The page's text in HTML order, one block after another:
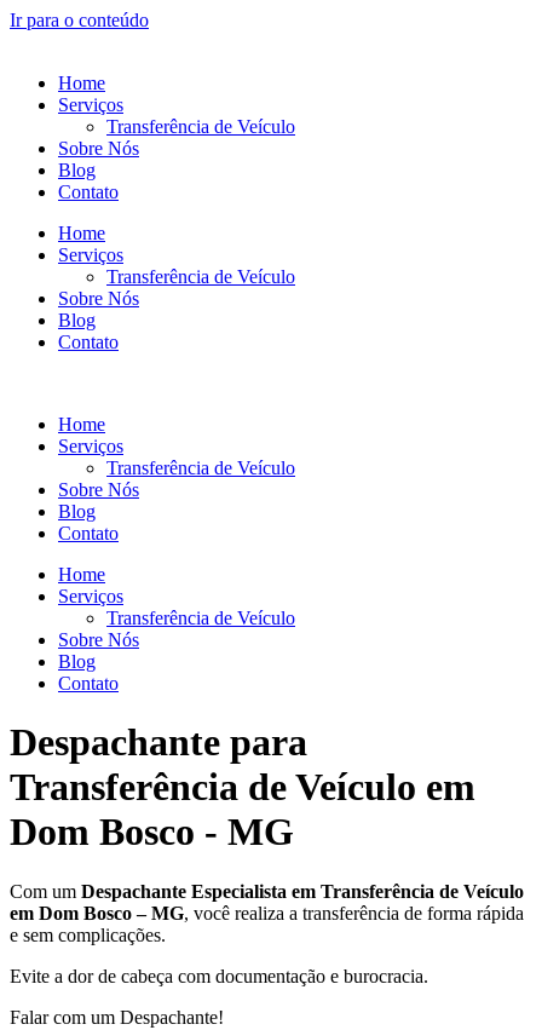
Ir para o conteúdo
Home
Serviços
Transferência de Veículo
Sobre Nós
Blog
Contato
Home
Serviços
Transferência de Veículo
Sobre Nós
Blog
Contato
Home
Serviços
Transferência de Veículo
Sobre Nós
Blog
Contato
Home
Serviços
Transferência de Veículo
Sobre Nós
Blog
Contato
Despachante para
Transferência de Veículo em
Dom Bosco - MG
Com um Despachante Especialista em Transferência de Veículo
em Dom Bosco – MG, você realiza a transferência de forma rápida
e sem complicações.
Evite a dor de cabeça com documentação e burocracia.
Falar com um Despachante!